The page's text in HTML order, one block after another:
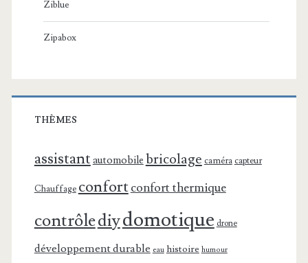
Ziblue
Zipabox
THÈMES
assistant automobile bricolage caméra capteur
Chauffage confortconfort thermique
contrôlediydomotique drone
développement durable eau histoire humour